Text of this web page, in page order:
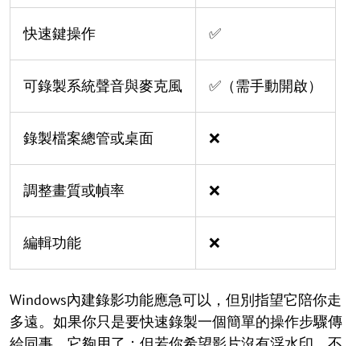
快速鍵操作 ✅
可錄製系統聲音與麥克風 ✅（需手動開啟）
錄製檔案總管或桌面 ❌
調整畫質或幀率 ❌
編輯功能 ❌
Windows內建錄影功能應急可以，但別指望它陪你走
多遠。如果你只是要快速錄製一個簡單的操作步驟傳